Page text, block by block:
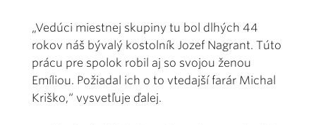
„Vedúci miestnej skupiny tu bol dlhých 44
rokov náš bývalý kostolník Jozef Nagrant. Túto
prácu pre spolok robil aj so svojou ženou
Emíliou. Požiadal ich o to vtedajší farár Michal
Kriško,“ vysvetľuje ďalej.